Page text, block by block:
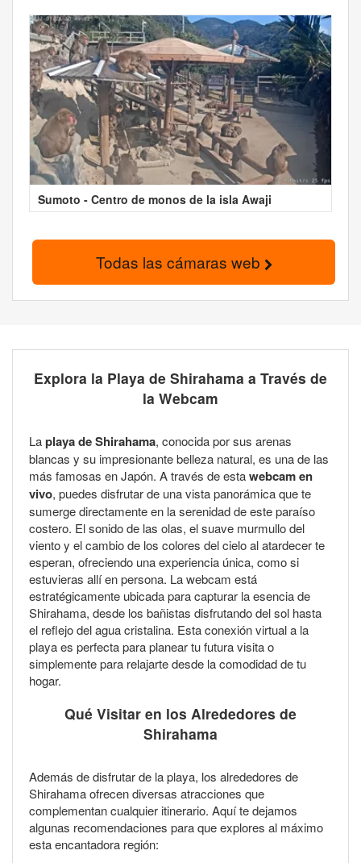
Sumoto - Centro de monos de la isla Awaji
Todas las cámaras web
Explora la Playa de Shirahama a Través de
la Webcam
Laplaya de Shirahama, conocida por sus arenas
blancas y su impresionante belleza natural, es una de las
más famosas en Japón. A través de estawebcam en
vivo, puedes disfrutar de una vista panorámica que te
sumerge directamente en la serenidad de este paraíso
costero. El sonido de las olas, el suave murmullo del
viento y el cambio de los colores del cielo al atardecer te
esperan, ofreciendo una experiencia única, como si
estuvieras allí en persona. La webcam está
estratégicamente ubicada para capturar la esencia de
Shirahama, desde los bañistas disfrutando del sol hasta
el reflejo del agua cristalina. Esta conexión virtual a la
playa es perfecta para planear tu futura visita o
simplemente para relajarte desde la comodidad de tu
hogar.
Qué Visitar en los Alrededores de
Shirahama
Además de disfrutar de la playa, los alrededores de
Shirahama ofrecen diversas atracciones que
complementan cualquier itinerario. Aquí te dejamos
algunas recomendaciones para que explores al máximo
esta encantadora región: